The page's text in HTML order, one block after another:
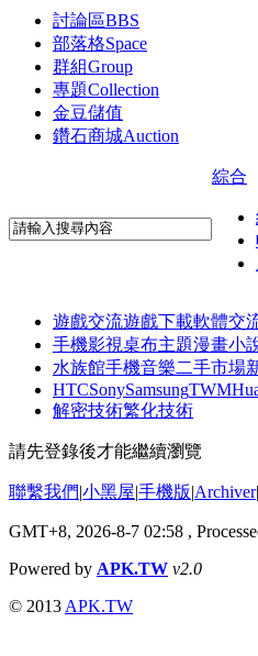
討論區BBS
部落格Space
群組Group
專題Collection
金豆儲值
鑽石商城Auction
綜合
遊戲交流遊戲下載軟體交
手機影視桌布主題漫畫小
水族館手機音樂二手市場
HTCSonySamsungTWM
解密技術繁化技術
請先登錄後才能繼續瀏覽
聯繫我們|小黑屋|手機版|Archiver|
GMT+8, 2026-8-7 02:58 ,
Powered by APK.TW v2.0
© 2013 APK.TW